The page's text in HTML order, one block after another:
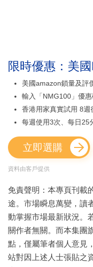
限時優惠：美
美國amazon鎖量及評
輸入「NMG100」優
香港用家真實試用 8週
每週使用3次、每日25
立即選購
資料由客戶提供
免責聲明：本專頁刊載
途。市場瞬息萬變，讀
動掌握市場最新狀況。
關作者無關。而本集團
點，僅屬筆者個人意見
站對因上述人士張貼之